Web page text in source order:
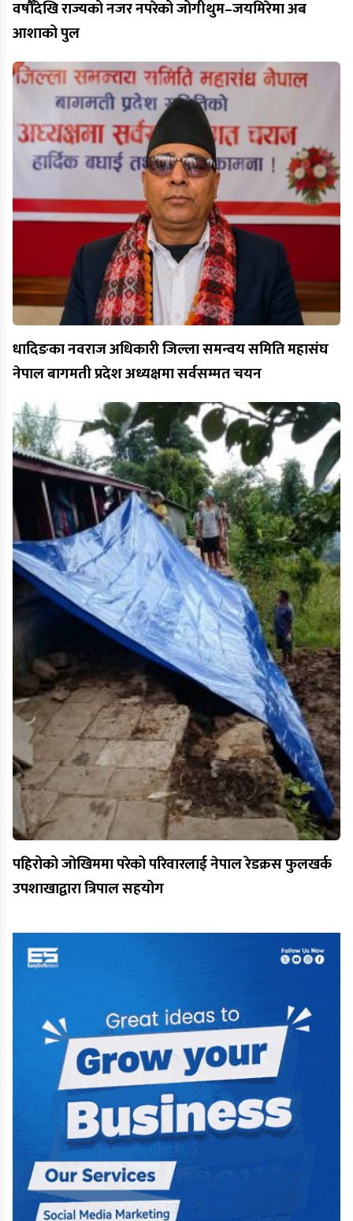
वर्षौँदेखि राज्यको नजर नपरेको जोगीथुम–जयमिरेमा अब
आशाको पुल
धादिङका नवराज अधिकारी जिल्ला समन्वय समिति महासंघ
नेपाल बागमती प्रदेश अध्यक्षमा सर्वसम्मत चयन
पहिरोको जोखिममा परेको परिवारलाई नेपाल रेडक्रस फुलखर्क
उपशाखाद्वारा त्रिपाल सहयोग